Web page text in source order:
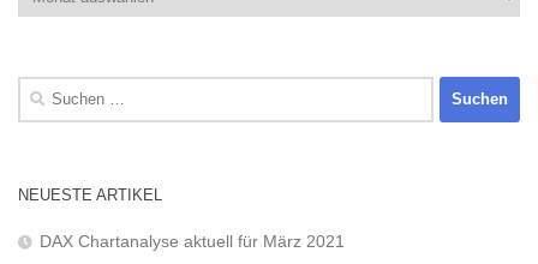
aller
Suchen
NEUESTE ARTIKEL
DAX Chartanalyse aktuell für März 2021